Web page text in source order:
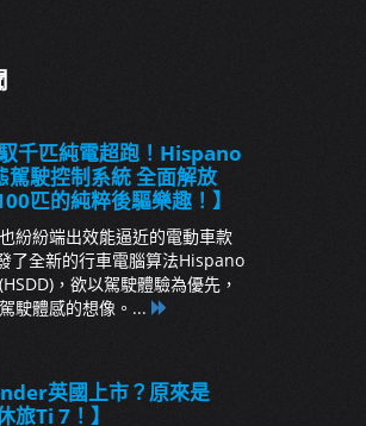
千匹純電超跑！Hispano
駕駛控制系統 全面解放
匹的純粹後驅樂趣！】
紛紛端出效能逼近的電動車款
了全新的行車電腦算法Hispano
，欲以駕駛體驗為優先，
駛體感的想像。...
英國上市？原來是
旅Ti 7！】